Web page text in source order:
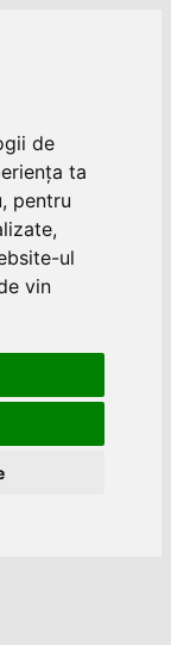
de
ta
pentru
ul
vin